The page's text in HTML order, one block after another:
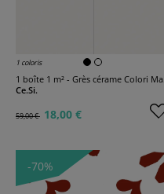
1 coloris
1 boîte 1 m² - Grès cérame Colori Mat Bianco
Ce.Si.
59,00 € 18,00 €
-70%